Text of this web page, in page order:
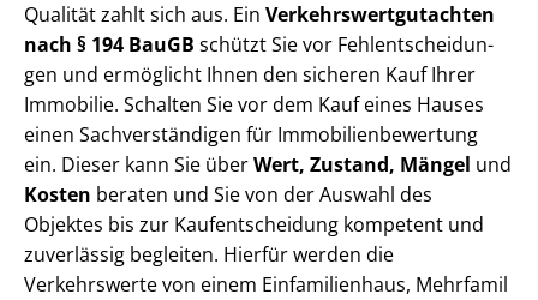
Qualität zahlt sich aus. Ein Ver­kehrs­wert­gut­ach­ten
nach § 194 BauGB schützt Sie vor Fehl­ent­schei­dun­
gen und ermöglicht Ihnen den sicheren Kauf Ihrer
Immobilie. Schalten Sie vor dem Kauf eines Hauses
einen Sach­ver­stän­di­gen für Im­mo­bi­li­en­be­wer­tung
ein. Dieser kann Sie überWert, Zustand, Mängel und
Kosten beraten und Sie von der Auswahl des
Objektes bis zur Kauf­ent­schei­dung kompetent und
zuverlässig begleiten. Hierfür werden die
Verkehrswerte von einem Einfamilienhaus, Mehr­fa­mi­l